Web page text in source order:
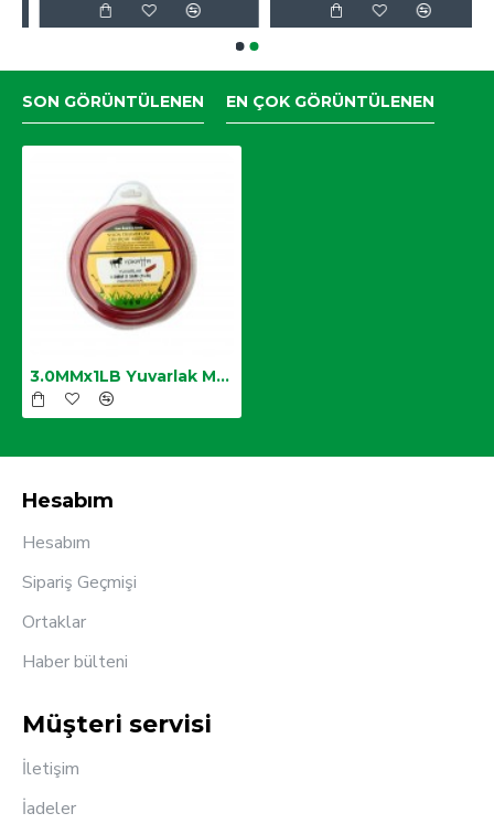
SON GÖRÜNTÜLENEN EN ÇOK GÖRÜNTÜLENEN
3.0MMx1LB Yuvarlak Motorlu Tırpan Misinası
Hesabım
Hesabım
Sipariş Geçmişi
Ortaklar
Haber bülteni
Müşteri servisi
İletişim
İadeler